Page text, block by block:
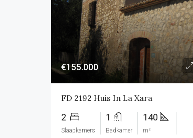
€155.000
FD 2192 Huis In La Xara
2
Slaapkamers
1
Badkamer
140
m²